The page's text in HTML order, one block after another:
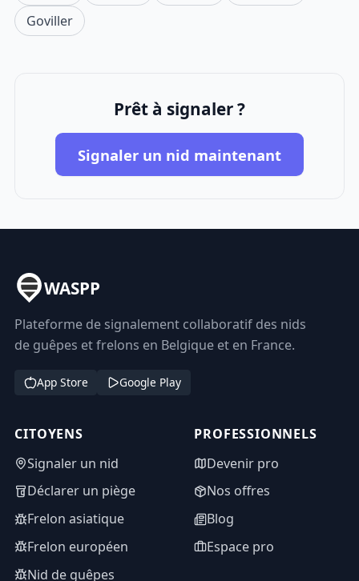
Goviller
Prêt à signaler ?
Signaler un nid maintenant
WASPP
Plateforme de signalement collaboratif des nids
de guêpes et frelons en Belgique et en France.
App Store Google Play
CITOYENS
Signaler un nid
Déclarer un piège
Frelon asiatique
Frelon européen
Nid de guêpes
PROFESSIONNELS
Devenir pro
Nos offres
Blog
Espace pro